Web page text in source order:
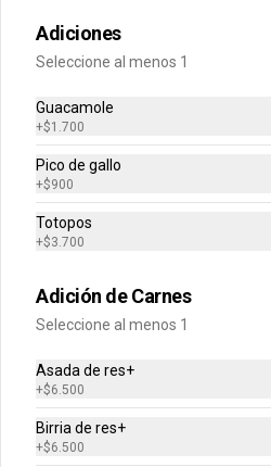
Adiciones
MA-
chile
Adiciones
Seleccione al menos 1
Guacamole
+$1.700
Pico de gallo
+$900
Totopos
+$3.700
Adición de Carnes
Seleccione al menos 1
Asada de res+
+$6.500
Birria de res+
+$6.500